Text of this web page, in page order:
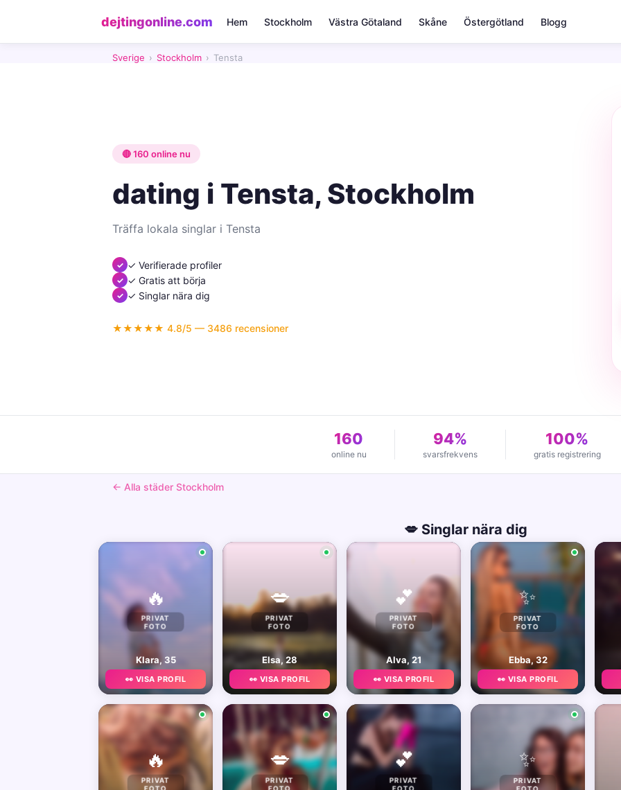
dejtingonline.com Hem Stockholm Västra Götaland Skåne Östergötland Blogg
Sverige › Stockholm › Tensta
🔴 160 online nu
dating i Tensta, Stockholm
Träffa lokala singlar i Tensta
✓ Verifierade profiler
✓ Gratis att börja
✓ Singlar nära dig
★★★★★ 4.8/5 — 3486 recensioner
160
online nu
94%
svarsfrekvens
100%
gratis registrering
← Alla städer Stockholm
💋 Singlar nära dig
🔥
PRIVAT
FOTO
Klara, 35
👀 VISA PROFIL
💋
PRIVAT
FOTO
Elsa, 28
👀 VISA PROFIL
💕
PRIVAT
FOTO
Alva, 21
👀 VISA PROFIL
✨
PRIVAT
FOTO
Ebba, 32
👀 VISA PROFIL
🔥
PRIVAT
FOTO
💋
PRIVAT
FOTO
💕
PRIVAT
FOTO
✨
PRIVAT